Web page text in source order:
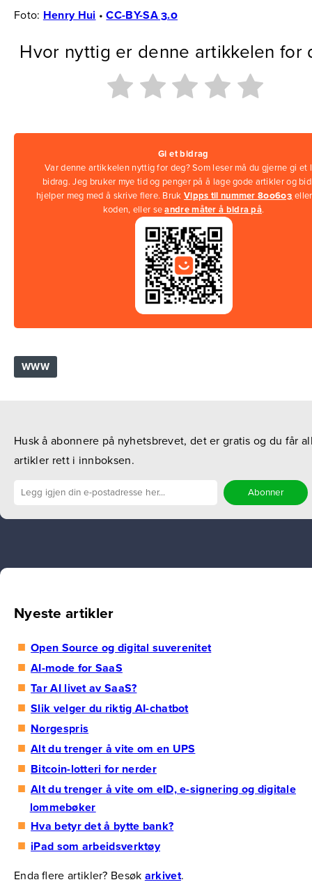
Foto: Henry Hui •CC-BY-SA 3.0
Hvor nyttig er denne artikkelen for
Gi et bidrag
Var denne artikkelen nyttig for deg? Som leser må du gjerne gi et
bidrag. Jeg bruker mye tid og penger på å lage gode artikler og
hjelper meg med å skrive flere. Bruk Vipps til nummer 800603
koden, eller seandre måter å bidra på.
WWW
Husk å abonnere på nyhetsbrevet, det er gratis og du får
artikler rett i innboksen.
Nyeste artikler
Open Source og digital suverenitet
AI-mode for SaaS
Tar AI livet av SaaS?
Slik velger du riktig AI-chatbot
Norgespris
Alt du trenger å vite om en UPS
Bitcoin-lotteri for nerder
Alt du trenger å vite om eID, e-signering og digitale
lommebøker
Hva betyr det å bytte bank?
iPad som arbeidsverktøy
Enda flere artikler? Besøk arkivet.